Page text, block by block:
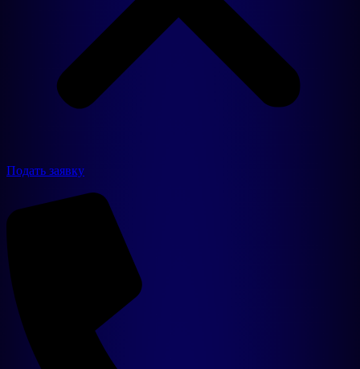
Резиновые покрытия
3D фигуры
Уличные тренажеры
Подать заявку